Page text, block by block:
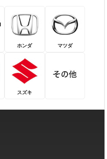
ホンダ マツダ
スズキ